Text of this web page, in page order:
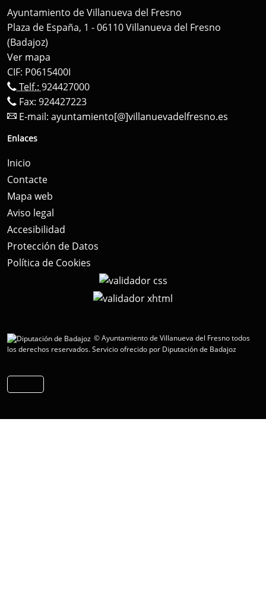
Ayuntamiento de Villanueva del Fresno
Plaza de España, 1 - 06110 Villanueva del Fresno
(Badajoz)
Ver mapa
CIF: P0615400I
Telf.: 924427000
Fax: 924427223
E-mail: ayuntamiento[@]villanuevadelfresno.es
Enlaces
Inicio
Contacte
Mapa web
Aviso legal
Accesibilidad
Protección de Datos
Política de Cookies
© Ayuntamiento de Villanueva del Fresno todos
los derechos reservados.Servicio ofrecido por Diputación de Badajoz